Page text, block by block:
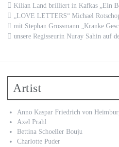
Kilian Land brilliert in Kafkas „Ein
„LOVE LETTERS“ Michael
mit Stephan Grossmann „Kranke
unsere Regisseurin Nuray Sahin auf
Artist
Anno Kaspar Friedrich von
Axel Prahl
Bettina Schoeller Bouju
Charlotte Puder